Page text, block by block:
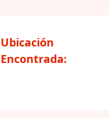
Ubicación
Encontrada: